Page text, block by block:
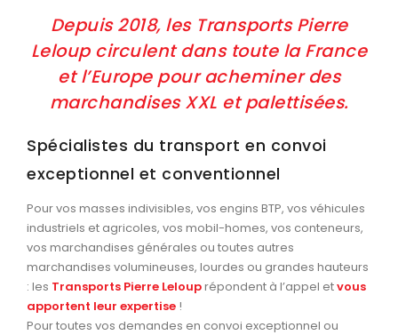
Depuis 2018, les Transports Pierre
Leloup circulent dans toute la France
et l’Europe pour acheminer des
marchandises XXL et palettisées.
Spécialistes du transport en convoi
exceptionnel et conventionnel
Pour vos masses indivisibles, vos engins BTP, vos véhicules
industriels et agricoles, vos mobil-homes, vos conteneurs,
vos marchandises générales ou toutes autres
marchandises volumineuses, lourdes ou grandes hauteurs
: les Transports Pierre Lelouprépondent à l’appel etvous
apportent leur expertise !
Pour toutes vos demandes en convoi exceptionnel ou